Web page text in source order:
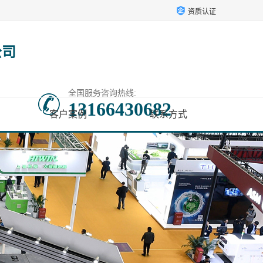
资质认证
全国服务咨询热线:
13166430682
客户案例 联系方式